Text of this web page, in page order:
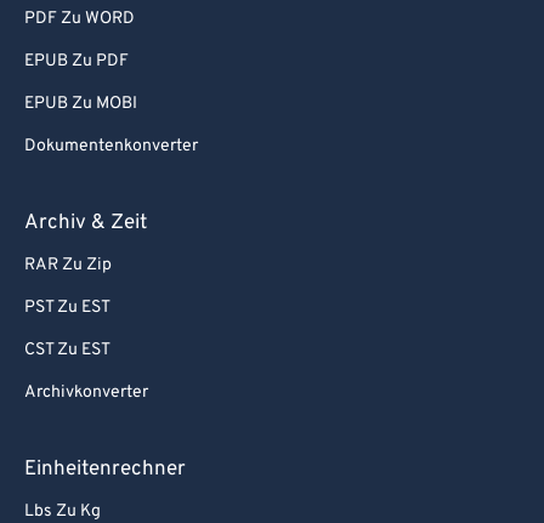
PDF Zu WORD
EPUB Zu PDF
EPUB Zu MOBI
Dokumentenkonverter
Archiv & Zeit
RAR Zu Zip
PST Zu EST
CST Zu EST
Archivkonverter
Einheitenrechner
Lbs Zu Kg